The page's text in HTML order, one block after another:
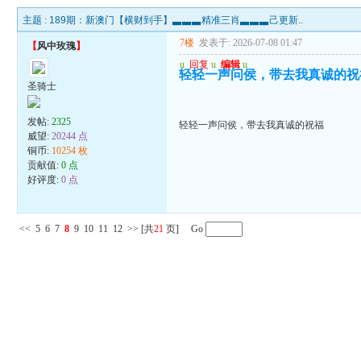
主题 : 189期：新澳门【横财到手】▃▃▃精准三肖▃▃▃己更新..
【风中玫瑰】
圣骑士
发帖:2325
威望:20244 点
铜币: 10254 枚
贡献值:0 点
好评度:0 点
7楼 发表于: 2026-07-08 01:47
u 回复 u 编辑 u
轻轻一声问侯，带去我真诚的
轻轻一声问侯，带去我真诚的祝福
<< 5 6 7 8 9 10 11 12 >> [共21 页] Go